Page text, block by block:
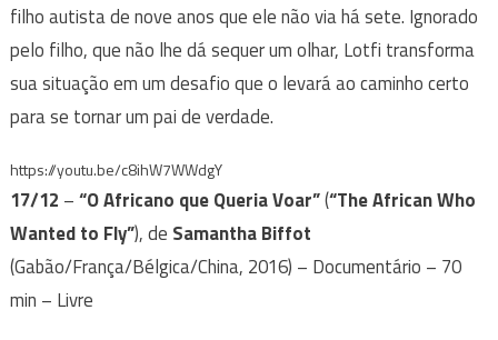
filho autista de nove anos que ele não via há sete. Ignorado
pelo filho, que não lhe dá sequer um olhar, Lotfi transforma
sua situação em um desafio que o levará ao caminho certo
para se tornar um pai de verdade.
https://youtu.be/c8ihW7WWdgY
17/12 –“O Africano que Queria Voar”(“The African Who
Wanted to Fly”), de Samantha Biffot
(Gabão/França/Bélgica/China, 2016) – Documentário – 70
min – Livre